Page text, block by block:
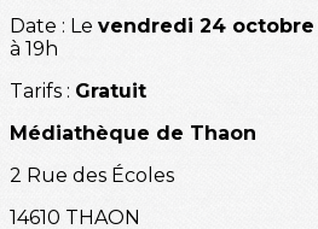
Date : Le vendredi 24 octobre
à 19h
Tarifs : Gratuit
Médiathèque de Thaon
2 Rue des Écoles
14610 THAON